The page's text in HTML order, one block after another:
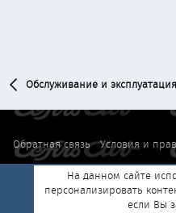
Обслуживание и эксплуатация
Обратная связь
Условия и
Политика конфиденциальности
Community platform by XenForo®
На данном сайте
персонализировать
если Вы